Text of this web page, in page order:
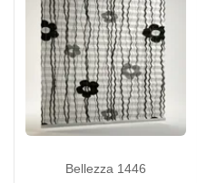
Bellezza 1446